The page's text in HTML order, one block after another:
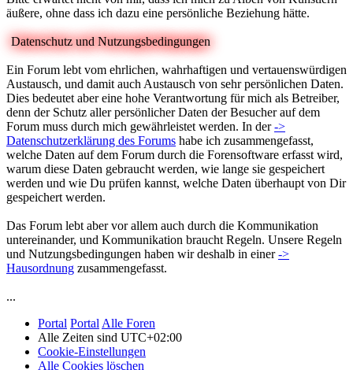
äußere, ohne dass ich dazu eine persönliche Beziehung hätte.
Datenschutz und Nutzungsbedingungen
Ein Forum lebt vom ehrlichen, wahrhaftigen und vertauenswürdigen
Austausch, und damit auch Austausch von sehr persönlichen Daten.
Dies bedeutet aber eine hohe Verantwortung für mich als Betreiber,
denn der Schutz aller persönlicher Daten der Besucher auf dem
Forum muss durch mich gewährleistet werden. In der->
Datenschutzerklärung des Forums habe ich zusammengefasst,
welche Daten auf dem Forum durch die Forensoftware erfasst wird,
warum diese Daten gebraucht werden, wie lange sie gespeichert
werden und wie Du prüfen kannst, welche Daten überhaupt von Dir
gespeichert werden.
Das Forum lebt aber vor allem auch durch die Kommunikation
untereinander, und Kommunikation braucht Regeln. Unsere Regeln
und Nutzungsbedingungen haben wir deshalb in einer->
Hausordnung zusammengefasst.
...
Portal Portal Alle Foren
Alle Zeiten sind UTC+02:00
Cookie-Einstellungen
Alle Cookies löschen